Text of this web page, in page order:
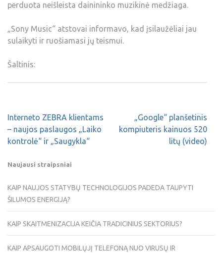
perduota neišleista dainininko muzikinė medžiaga.
„Sony Music“ atstovai informavo, kad įsilaužėliai jau
sulaikyti ir ruošiamasi jų teismui.
Šaltinis:
Interneto ZEBRA klientams
– naujos paslaugos „Laiko
kontrolė“ ir „Saugykla“
„Google“ planšetinis
kompiuteris kainuos 520
litų (video)
Naujausi straipsniai
KAIP NAUJOS STATYBŲ TECHNOLOGIJOS PADEDA TAUPYTI
ŠILUMOS ENERGIJĄ?
KAIP SKAITMENIZACIJA KEIČIA TRADICINIUS SEKTORIUS?
KAIP APSAUGOTI MOBILŲJĮ TELEFONĄ NUO VIRUSŲ IR